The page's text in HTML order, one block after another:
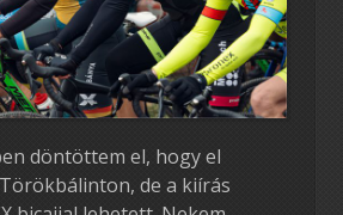
döntöttem el, hogy el
de a kiírás